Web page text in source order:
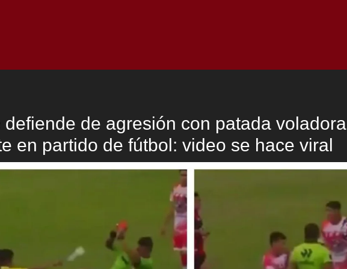
defiende de agresión con patada voladora
en partido de fútbol: video se hace viral